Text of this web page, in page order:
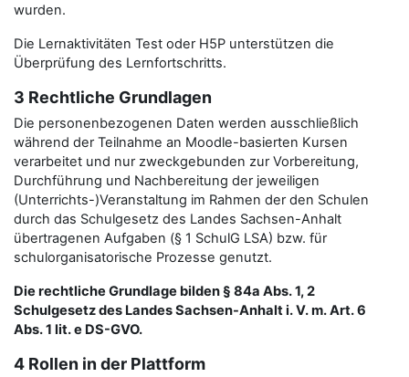
wurden.
Die Lernaktivitäten Test oder H5P unterstützen die
Überprüfung des Lernfortschritts.
3 Rechtliche Grundlagen
Die personenbezogenen Daten werden ausschließlich
während der Teilnahme an Moodle-basierten Kursen
verarbeitet und nur zweckgebunden zur Vorbereitung,
Durchführung und Nachbereitung der jeweiligen
(Unterrichts-)Veranstaltung im Rahmen der den Schulen
durch das Schulgesetz des Landes Sachsen-Anhalt
übertragenen Aufgaben (§ 1 SchulG LSA) bzw. für
schulorganisatorische Prozesse genutzt.
Die rechtliche Grundlage bilden § 84a Abs. 1, 2
Schulgesetz des Landes Sachsen-Anhalt i. V. m. Art. 6
Abs. 1 lit. e DS-GVO.
4 Rollen in der Plattform